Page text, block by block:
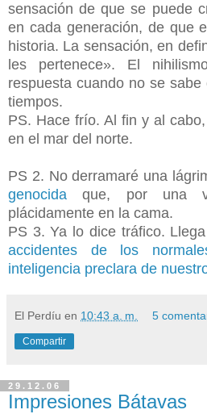
sensación de que se puede
en cada generación, de que
historia. La sensación, en
les pertenece». El
respuesta cuando no se
tiempos.
PS. Hace frío. Al fin y al
en el mar del norte.
PS 2. No derramaré una
genocidaque, por una
plácidamente en la cama.
PS 3. Ya lo dice tráfico.
accidentes de los
inteligencia preclara de
El Perdíu en 10:43 a. m. 5
Compartir
29.12.06
Impresiones Bátavas